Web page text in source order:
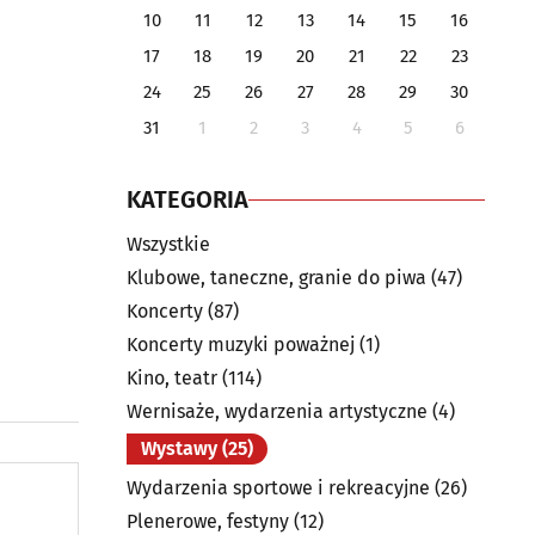
10
11 12 13 14 15
16
17
18 19 20 21 22
23
24
25 26 27 28 29
30
31
1 2 3 4 5 6
KATEGORIA
Wszystkie
Klubowe, taneczne, granie do piwa (47)
Koncerty (87)
Koncerty muzyki poważnej (1)
Kino, teatr (114)
Wernisaże, wydarzenia artystyczne (4)
Wystawy (25)
Wydarzenia sportowe i rekreacyjne (26)
Plenerowe, festyny (12)